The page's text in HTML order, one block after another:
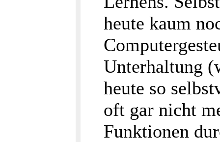
heute kaum
Unterhaltung
heute so
oft gar nicht
Funktionen